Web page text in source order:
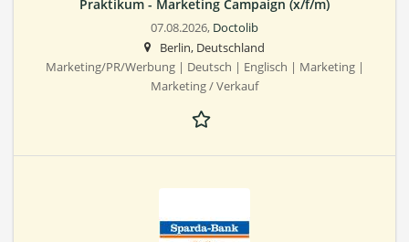
Praktikum - Marketing Campaign (x/f/m)
07.08.2026, Doctolib
Berlin, Deutschland
Marketing/PR/Werbung | Deutsch | Englisch | Marketing |
Marketing / Verkauf